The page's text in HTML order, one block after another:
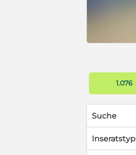
1.076
Suche
Inseratstyp